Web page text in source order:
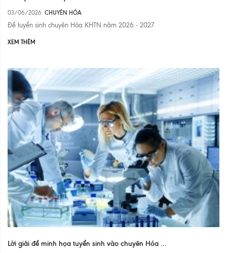
03/06/2026 CHUYÊN HÓA
Đề tuyển sinh chuyên Hóa KHTN năm 2026 - 2027
XEM THÊM
Lời giải đề minh họa tuyển sinh vào chuyên Hóa ...